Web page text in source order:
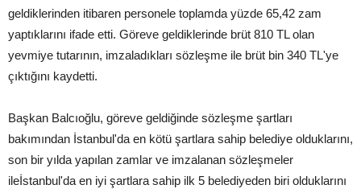
geldiklerinden itibaren personele toplamda yüzde 65,42 zam
yaptıklarını ifade etti. Göreve geldiklerinde brüt 810 TL olan
yevmiye tutarının, imzaladıkları sözleşme ile brüt bin 340 TL'ye
çıktığını kaydetti.
Başkan Balcıoğlu, göreve geldiğinde sözleşme şartları
bakımından İstanbul'da en kötü şartlara sahip belediye olduklarını,
son bir yılda yapılan zamlar ve imzalanan sözleşmeler
ileİstanbul'da en iyi şartlara sahip ilk 5 belediyeden biri olduklarını